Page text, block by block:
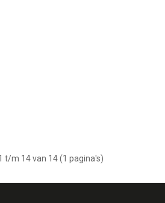
t/m 14 van 14 (1 pagina's)